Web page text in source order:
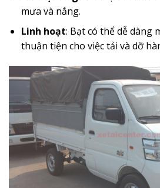
mưa và nắng.
Linh hoạt: Bạt có thể dễ dàng
thuận tiện cho việc tải và dỡ